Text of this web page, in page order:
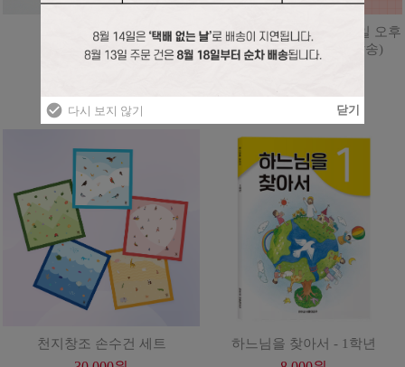
청소년 청년 성가집
10,000원
디다케 웹진 정기 구독(평일 오후
2시 시리얼번호 문자 발송)
천지창조 손수건 세트 하느님을 찾아서 - 1학년